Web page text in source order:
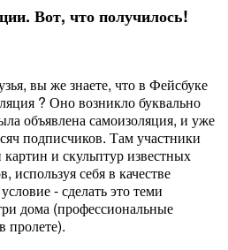
Вот, что получилось!
вы же знаете, что в Фейсбуке
? Оно возникло буквально
объявлена самоизоляция, и уже
подписчиков. Там участники
и скульптур известных
используя себя в качестве
- сделать это теми
дома (профессиональные
пролете).